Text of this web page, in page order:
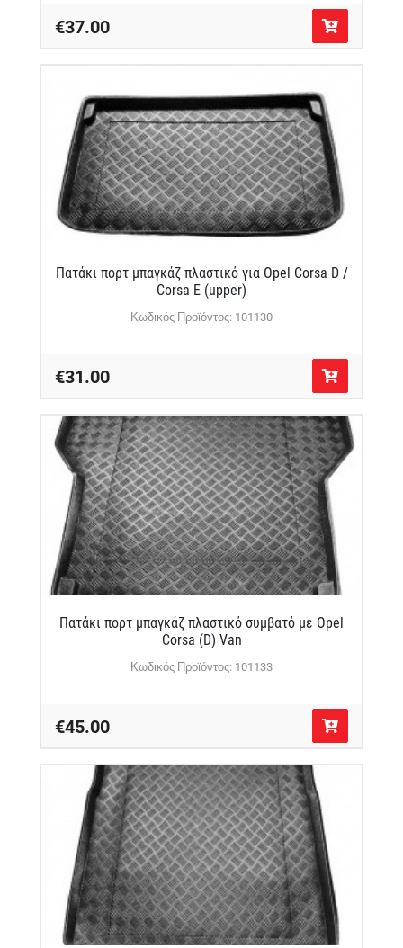
€37.00
Πατάκι πορτ μπαγκάζ πλαστικό για Opel Corsa D /
Corsa E (upper)
Κωδικός Προϊόντος: 101130
€31.00
Πατάκι πορτ μπαγκάζ πλαστικό συμβατό με Opel
Corsa (D) Van
Κωδικός Προϊόντος: 101133
€45.00